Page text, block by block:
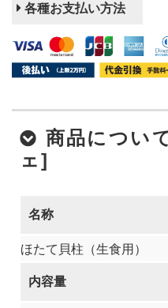
各種お支払い方法
商品につい
ェ]
名称
ほたて貝柱（生食用）
内容量